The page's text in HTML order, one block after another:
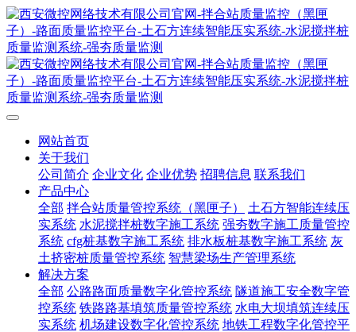
网站首页
关于我们
公司简介 企业文化 企业优势 招聘信息 联系我们
产品中心
全部 拌合站质量管控系统（黑匣子）
土石方智能连续压
实系统 水泥搅拌桩数字施工系统 强夯数字施工质量管控
系统 cfg桩基数字施工系统 排水板桩基数字施工系统 灰
土挤密桩质量管控系统 智慧梁场生产管理系统
解决方案
全部 公路路面质量数字化管控系统 隧道施工安全数字管
控系统 铁路路基填筑质量管控系统 水电大坝填筑连续压
实系统 机场建设数字化管控系统 地铁工程数字化管控平